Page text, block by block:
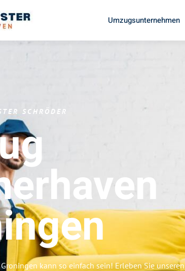
Umzugsunternehmen
SCHRÖDER
kann so einfach sein! Erleben Sie unseren